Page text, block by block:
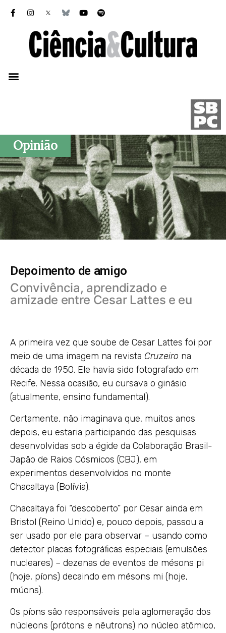
Opinião
Depoimento de amigo
Convivência, aprendizado e
amizade entre Cesar Lattes e eu
A primeira vez que soube de Cesar Lattes foi por
meio de uma imagem na revista Cruzeiro na
década de 1950. Ele havia sido fotografado em
Recife. Nessa ocasião, eu cursava o ginásio
(atualmente, ensino fundamental).
Certamente, não imaginava que, muitos anos
depois, eu estaria participando das pesquisas
desenvolvidas sob a égide da Colaboração Brasil-
Japão de Raios Cósmicos (CBJ), em
experimentos desenvolvidos no monte
Chacaltaya (Bolívia).
Chacaltaya foi “descoberto” por Cesar ainda em
Bristol (Reino Unido) e, pouco depois, passou a
ser usado por ele para observar – usando como
detector placas fotográficas especiais (emulsões
nucleares) – dezenas de eventos de mésons pi
(hoje, píons) decaindo em mésons mi (hoje,
múons).
Os píons são responsáveis pela aglomeração dos
núcleons (prótons e nêutrons) no núcleo atômico,